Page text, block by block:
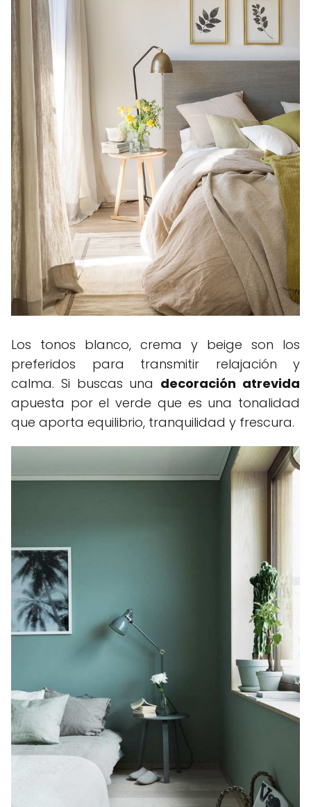
Los tonos blanco, crema y beige son los
preferidos para transmitir relajación y
calma. Si buscas una decoración atrevida
apuesta por el verde que es una tonalidad
que aporta equilibrio, tranquilidad y frescura.